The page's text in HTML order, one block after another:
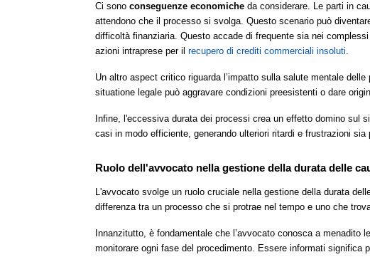
Ci sono conseguenze economiche da considerare. Le parti in
attendono che il processo si svolga. Questo scenario può
difficoltà finanziaria. Questo accade di frequente sia nei
azioni intraprese per il recupero di crediti commerciali insoluti.
Un altro aspect critico riguarda l’impatto sulla salute mentale
situatione legale può aggravare condizioni preesistenti o dare
Infine, l'eccessiva durata dei processi crea un effetto domino
casi in modo efficiente, generando ulteriori ritardi e frustrazioni sia
Ruolo dell'avvocato nella gestione della durata delle
L'avvocato svolge un ruolo cruciale nella gestione della durata
differenza tra un processo che si protrae nel tempo e uno che
Innanzitutto, è fondamentale che l’avvocato conosca a menadito
monitorare ogni fase del procedimento. Essere informati significa